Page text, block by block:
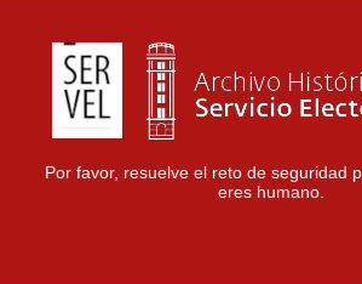
Por favor, resuelve el reto de seguridad
eres humano.